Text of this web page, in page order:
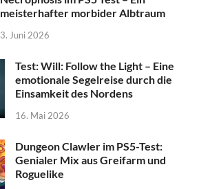
meisterhafter morbider Albtraum
3. Juni 2026
Test: Will: Follow the Light – Eine
emotionale Segelreise durch die
Einsamkeit des Nordens
16. Mai 2026
Dungeon Clawler im PS5-Test:
Genialer Mix aus Greifarm und
Roguelike